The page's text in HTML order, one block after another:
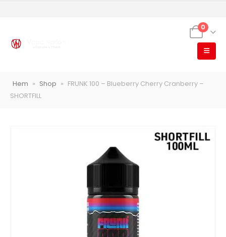
0
Hem » Shop » FRUNK 100 – Blueberry Cherry Cranberry –
SHORTFILL
Röstläge
Hjälp mig välja